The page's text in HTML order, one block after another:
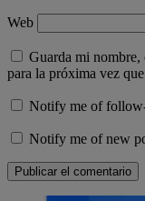
Web
Guarda mi nombre,
para la próxima vez
Notify me of
Notify me of new